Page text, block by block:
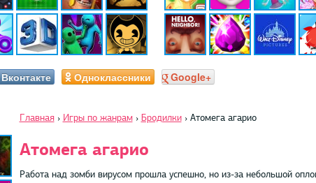
Вконтакте Одноклассники Google+
Главная › Игры по жанрам › Бродилки › Атомега агарио
Атомега агарио
Работа над зомби вирусом прошла успешно, но из-за небольшой